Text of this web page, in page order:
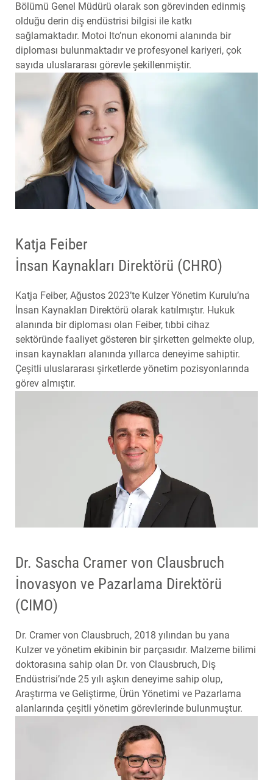
Bölümü Genel Müdürü olarak son görevinden edinmiş
olduğu derin diş endüstrisi bilgisi ile katkı
sağlamaktadır. Motoi Ito’nun ekonomi alanında bir
diploması bulunmaktadır ve profesyonel kariyeri, çok
sayıda uluslararası görevle şekillenmiştir.
Katja Feiber
İnsan Kaynakları Direktörü (CHRO)
Katja Feiber, Ağustos 2023’te Kulzer Yönetim Kurulu’na
İnsan Kaynakları Direktörü olarak katılmıştır. Hukuk
alanında bir diploması olan Feiber, tıbbi cihaz
sektöründe faaliyet gösteren bir şirketten gelmekte olup,
insan kaynakları alanında yıllarca deneyime sahiptir.
Çeşitli uluslararası şirketlerde yönetim pozisyonlarında
görev almıştır.
Dr. Sascha Cramer von Clausbruch
İnovasyon ve Pazarlama Direktörü
(CIMO)
Dr. Cramer von Clausbruch, 2018 yılından bu yana
Kulzer ve yönetim ekibinin bir parçasıdır. Malzeme bilimi
doktorasına sahip olan Dr. von Clausbruch, Diş
Endüstrisi’nde 25 yılı aşkın deneyime sahip olup,
Araştırma ve Geliştirme, Ürün Yönetimi ve Pazarlama
alanlarında çeşitli yönetim görevlerinde bulunmuştur.